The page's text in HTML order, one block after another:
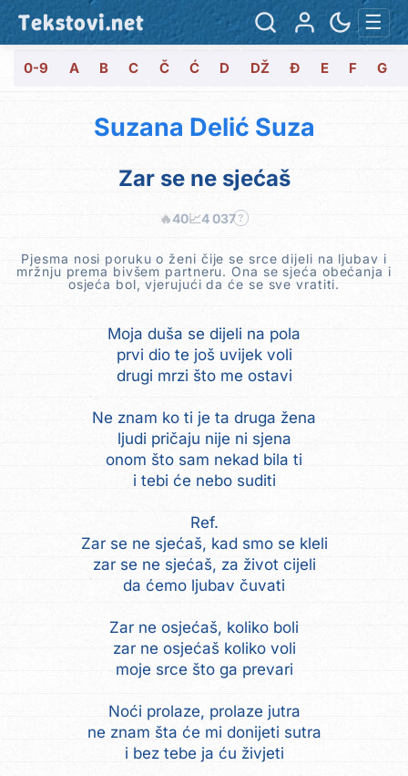
Tekstovi.net ☰
0-9 A B C Č Ć D DŽ Đ E F G
Suzana Delić Suza
Zar se ne sjećaš
🔥40📈4 037 ?
Pjesma nosi poruku o ženi čije se srce dijeli na ljubav i
mržnju prema bivšem partneru. Ona se sjeća obećanja i
osjeća bol, vjerujući da će se sve vratiti.
Moja duša se dijeli na pola
prvi dio te još uvijek voli
drugi mrzi što me ostavi
Ne znam ko ti je ta druga žena
ljudi pričaju nije ni sjena
onom što sam nekad bila ti
i tebi će nebo suditi
Ref.
Zar se ne sjećaš, kad smo se kleli
zar se ne sjećaš, za život cijeli
da ćemo ljubav čuvati
Zar ne osjećaš, koliko boli
zar ne osjećaš koliko voli
moje srce što ga prevari
Noći prolaze, prolaze jutra
ne znam šta će mi donijeti sutra
i bez tebe ja ću živjeti